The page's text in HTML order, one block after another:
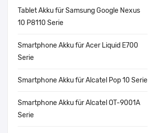
Tablet Akku für Samsung Google Nexus
10 P8110 Serie
Smartphone Akku für Acer Liquid E700
Serie
Smartphone Akku für Alcatel Pop 10 Serie
Smartphone Akku für Alcatel OT-9001A
Serie